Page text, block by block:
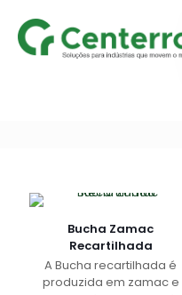
Bucha Zamac
Recartilhada
A Bucha recartilhada é
produzida em zamac e